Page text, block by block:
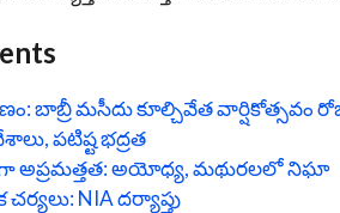
బాబ్రీ మసీదు కూల్చివేత వార్షికోత్సవం
పటిష్ట భద్రత
అప్రమత్తత: అయోధ్య, మథురలలో నిఘా
NIA దర్యాప్తు